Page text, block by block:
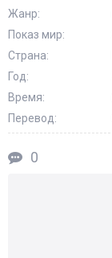
Жанр:
Показ мир:
Страна:
Год:
Время:
Перевод:
0